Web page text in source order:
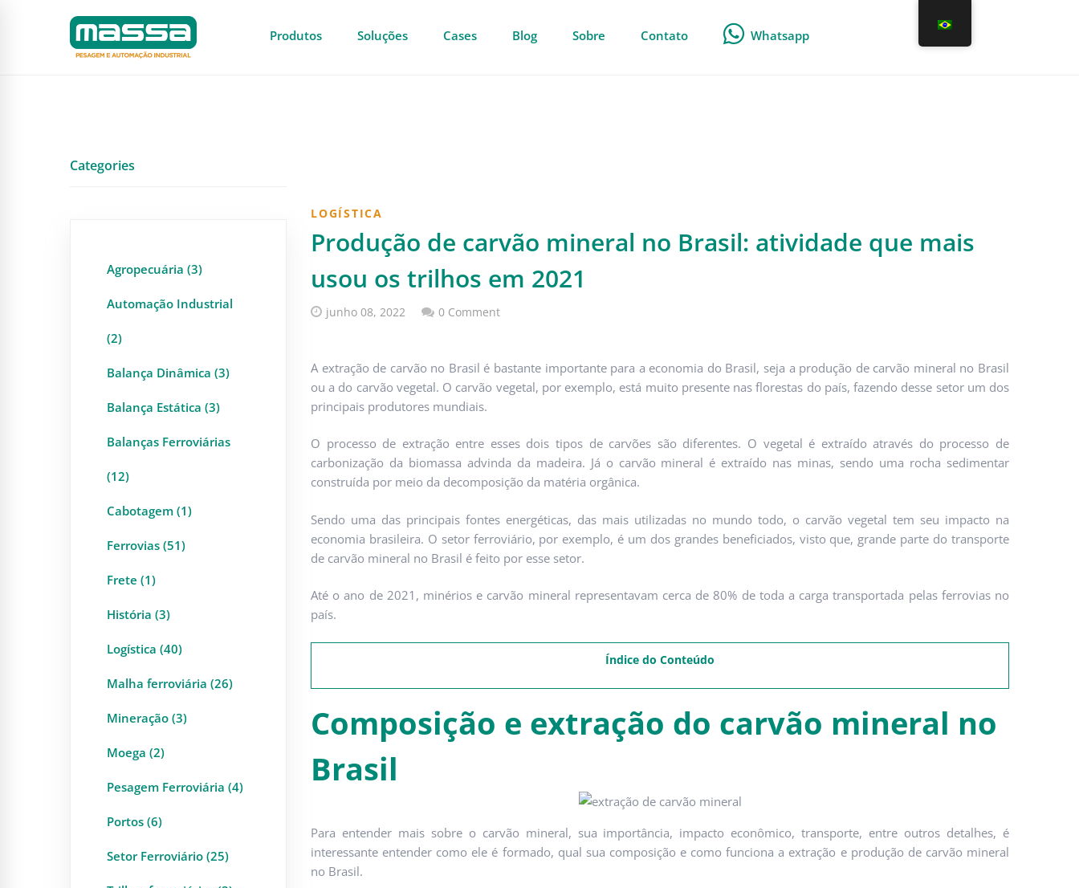
Produtos Soluções Cases Blog Sobre Contato Whatsapp
Categories
Agropecuária (3)
Automação Industrial
(2)
Balança Dinâmica (3)
Balança Estática (3)
Balanças Ferroviárias
(12)
Cabotagem (1)
Ferrovias (51)
Frete (1)
História (3)
Logística (40)
Malha ferroviária (26)
Mineração (3)
Moega (2)
Pesagem Ferroviária (4)
Portos (6)
Setor Ferroviário (25)
LOGÍSTICA
Produção de carvão mineral no Brasil: atividade que mais
usou os trilhos em 2021
junho 08, 2022 0 Comment
A extração de carvão no Brasil é bastante importante para a economia do Brasil, seja a produção de carvão mineral no Brasil
ou a do carvão vegetal. O carvão vegetal, por exemplo, está muito presente nas florestas do país, fazendo desse setor um dos
principais produtores mundiais.
O processo de extração entre esses dois tipos de carvões são diferentes. O vegetal é extraído através do processo de
carbonização da biomassa advinda da madeira. Já o carvão mineral é extraído nas minas, sendo uma rocha sedimentar
construída por meio da decomposição da matéria orgânica.
Sendo uma das principais fontes energéticas, das mais utilizadas no mundo todo, o carvão vegetal tem seu impacto na
economia brasileira. O setor ferroviário, por exemplo, é um dos grandes beneficiados, visto que, grande parte do transporte
de carvão mineral no Brasil é feito por esse setor.
Até o ano de 2021, minérios e carvão mineral representavam cerca de 80% de toda a carga transportada pelas ferrovias no
país.
Índice do Conteúdo
Composição e extração do carvão mineral no
Brasil
Para entender mais sobre o carvão mineral, sua importância, impacto econômico, transporte, entre outros detalhes, é
interessante entender como ele é formado, qual sua composição e como funciona a extração e produção de carvão mineral
no Brasil.